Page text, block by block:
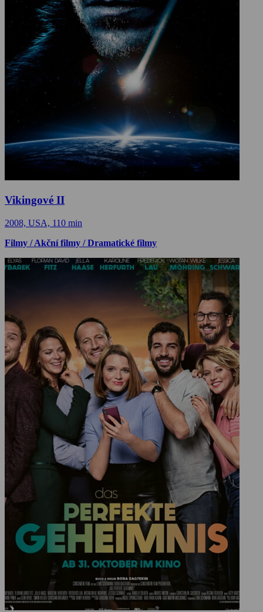
Vikingové II
2008, USA, 110 min
Filmy / Akční filmy / Dramatické filmy